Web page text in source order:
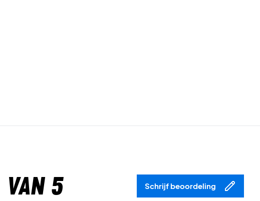
van 5 Schrijf beoordeling